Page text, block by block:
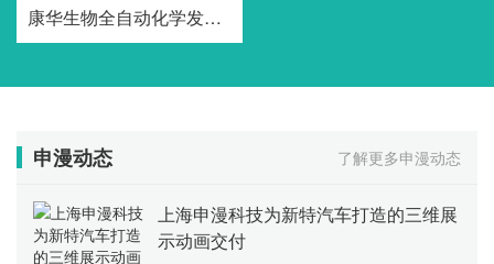
康华生物全自动化学发光免疫分析仪三维产品动画
申漫动态 了解更多申漫动态
上海申漫科技为新特汽车打造的三维展
示动画交付